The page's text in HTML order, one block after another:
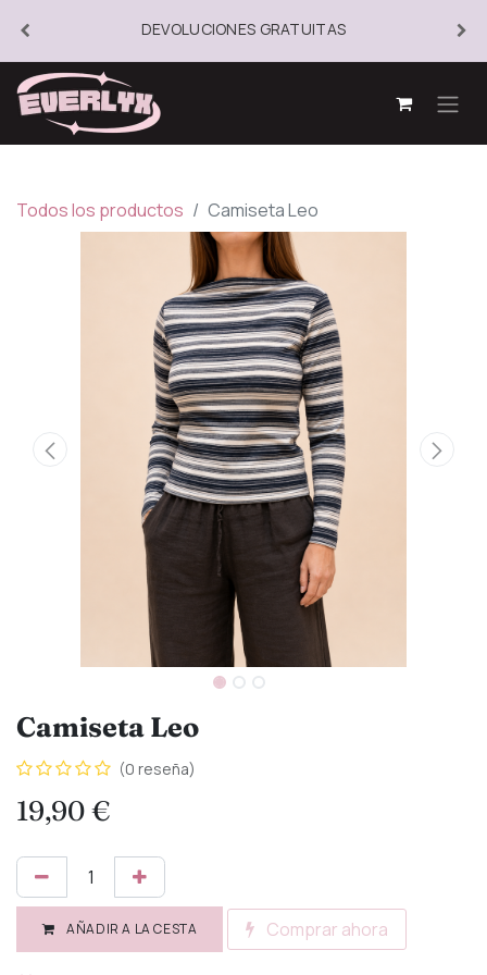
DEVOLUCIONES GRATUITAS
Todos los productos Camiseta Leo
Camiseta Leo
(0 reseña)
19,90€
AÑADIR A LA CESTA Comprar ahora